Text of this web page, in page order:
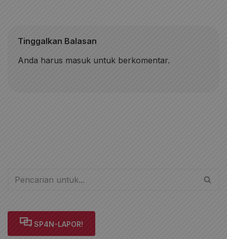
Tinggalkan Balasan
Anda harus masuk untuk berkomentar.
SP4N-LAPOR!